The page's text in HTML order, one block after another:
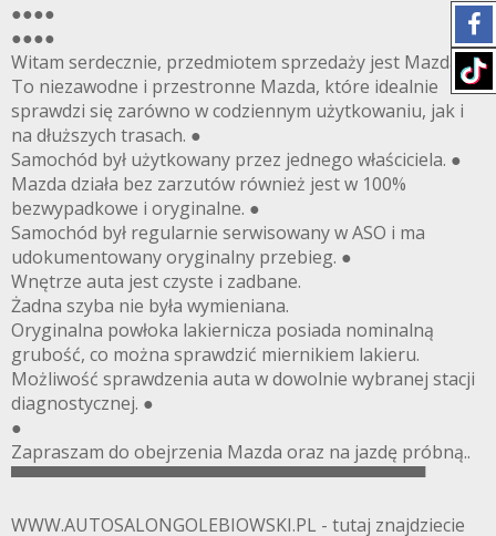
●●●●
●●●●
Witam serdecznie, przedmiotem sprzedaży jest Mazda 2.
To niezawodne i przestronne Mazda, które idealnie
sprawdzi się zarówno w codziennym użytkowaniu, jak i
na dłuższych trasach. ●
Samochód był użytkowany przez jednego właściciela. ●
Mazda działa bez zarzutów również jest w 100%
bezwypadkowe i oryginalne. ●
Samochód był regularnie serwisowany w ASO i ma
udokumentowany oryginalny przebieg. ●
Wnętrze auta jest czyste i zadbane.
Żadna szyba nie była wymieniana.
Oryginalna powłoka lakiernicza posiada nominalną
grubość, co można sprawdzić miernikiem lakieru.
Możliwość sprawdzenia auta w dowolnie wybranej stacji
diagnostycznej. ●
●
Zapraszam do obejrzenia Mazda oraz na jazdę próbną..
▀▀▀▀▀▀▀▀▀▀▀▀▀▀▀▀▀▀▀▀▀▀▀▀▀▀▀▀▀▀▀▀▀▀
WWW.AUTOSALONGOLEBIOWSKI.PL - tutaj znajdziecie